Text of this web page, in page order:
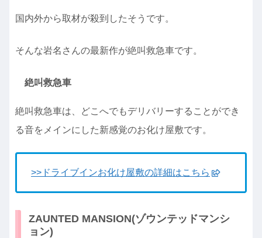
国内外から取材が殺到したそうです。
そんな岩名さんの最新作が絶叫救急車です。
絶叫救急車
絶叫救急車は、どこへでもデリバリーすることができ
る音をメインにした新感覚のお化け屋敷です。
>>ドライブインお化け屋敷の詳細はこちら
ZAUNTED MANSION(ゾウンテッドマンシ
ョン)